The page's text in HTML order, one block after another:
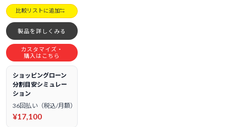
比較リストに追加
製品を詳しくみる
カスタマイズ・
購入はこちら
ショッピングローン
分割目安シミュレー
ション
36回払い（税込/月額）
¥17,100